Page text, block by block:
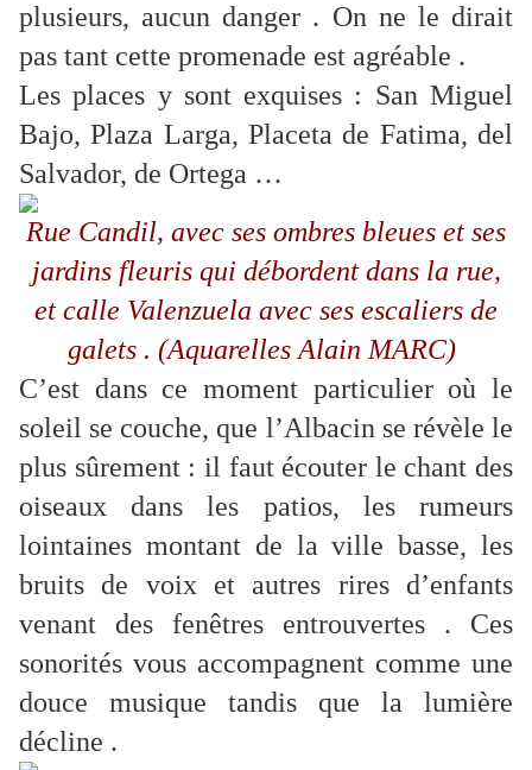
plusieurs, aucun danger . On ne le dirait
pas tant cette promenade est agréable .
Les places y sont exquises : San Miguel
Bajo, Plaza Larga, Placeta de Fatima, del
Salvador, de Ortega …
Rue Candil, avec ses ombres bleues et ses
jardins fleuris qui débordent dans la rue,
et calle Valenzuela avec ses escaliers de
galets . (Aquarelles Alain MARC)
C’est dans ce moment particulier où le
soleil se couche, que l’Albacin se révèle le
plus sûrement : il faut écouter le chant des
oiseaux dans les patios, les rumeurs
lointaines montant de la ville basse, les
bruits de voix et autres rires d’enfants
venant des fenêtres entrouvertes . Ces
sonorités vous accompagnent comme une
douce musique tandis que la lumière
décline .